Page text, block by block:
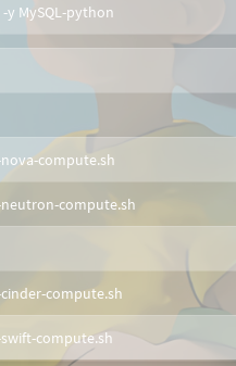
y MySQL-python
compute.sh
compute.sh
compute.sh
compute.sh